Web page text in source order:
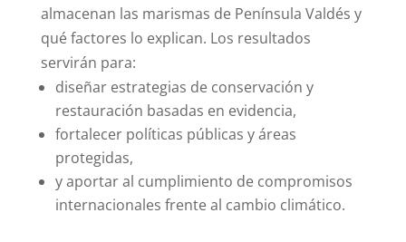
almacenan las marismas de Península Valdés y
qué factores lo explican. Los resultados
servirán para:
diseñar estrategias de conservación y
restauración basadas en evidencia,
fortalecer políticas públicas y áreas
protegidas,
y aportar al cumplimiento de compromisos
internacionales frente al cambio climático.